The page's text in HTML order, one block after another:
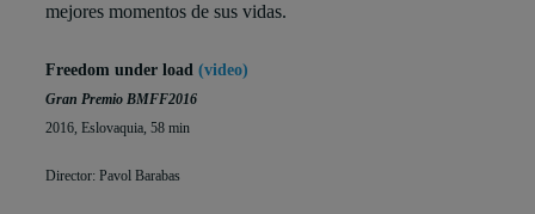
mejores momentos de sus vidas.
Freedom under load (video)
Gran Premio BMFF2016
2016, Eslovaquia, 58 min
Director: Pavol Barabas